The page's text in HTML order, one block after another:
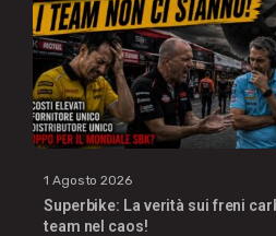
1 Agosto 2026
Superbike: La verità sui freni
team nel caos!